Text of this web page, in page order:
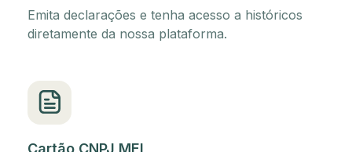
Emita declarações e tenha acesso a históricos
diretamente da nossa plataforma.
Cartão CNPJ MEI